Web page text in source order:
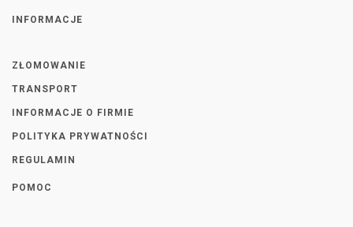
INFORMACJE
ZŁOMOWANIE
TRANSPORT
INFORMACJE O FIRMIE
POLITYKA PRYWATNOŚCI
REGULAMIN
POMOC